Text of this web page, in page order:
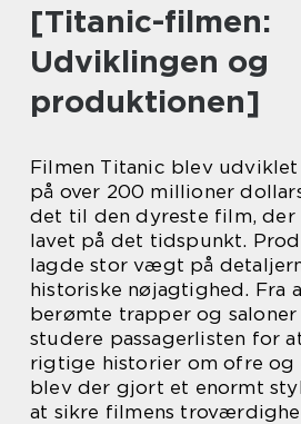
[Titanic-filmen:
Udviklingen og
produktionen]
Filmen Titanic blev
på over 200 millioner
det til den dyreste film, der
lavet på det tidspunkt.
lagde stor vægt på
historiske nøjagtighed. Fra
berømte trapper og
studere passagerlisten for
rigtige historier om ofre og
blev der gjort et enormt
at sikre filmens